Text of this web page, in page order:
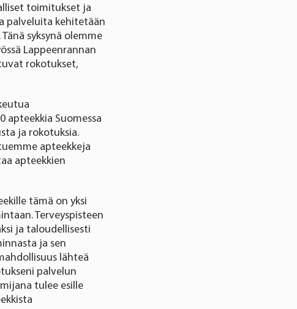
toimitukset ja
palveluita kehitetään
syksynä olemme
Lappeenrannan
rokotukset,
Suomessa
ja rokotuksia.
apteekkeja
apteekkien
tämä on yksi
Terveyspisteen
ja taloudellisesti
ja sen
lähteä
palvelun
tulee esille